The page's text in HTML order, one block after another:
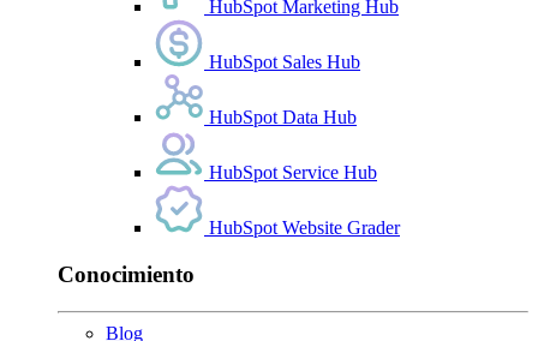
HubSpot Marketing Hub
HubSpot Sales Hub
HubSpot Data Hub
HubSpot Service Hub
HubSpot Website Grader
Conocimiento
Blog